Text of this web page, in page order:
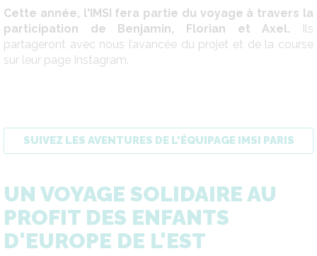
Cette année, l'IMSI fera partie du voyage à travers la
participation de Benjamin, Florian et Axel.
Ils
partageront avec nous l’avancée du projet et de la course
sur leur page Instagram.
SUIVEZ LES AVENTURES DE L'ÉQUIPAGE IMSI PARIS
UN VOYAGE SOLIDAIRE AU
PROFIT DES ENFANTS
D'EUROPE DE L'EST